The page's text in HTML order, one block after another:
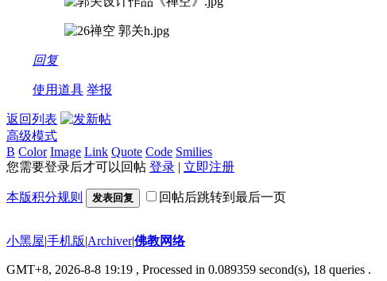
回复
使用道具 举报
返回列表
高级模式
B Color Image Link Quote Code Smilies
您需要登录后才可以回帖 登录 | 立即注册
本版积分规则 发表回复 回帖后跳转到最后一页
小黑屋|手机版|Archiver|佛教网络
GMT+8, 2026-8-8 19:19 , Processed in 0.089359 second(s), 18 queries .